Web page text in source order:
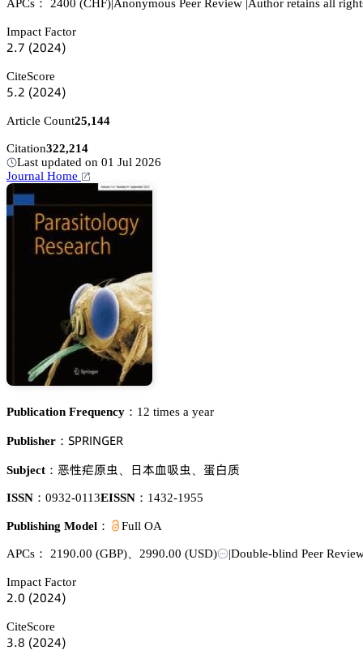
APCs： 2400 (CHF)Anonymous Peer Review Author retains all
Impact Factor
缗.篫 (缗蔡缗鋺)
CiteScore
逦.缗 (缗蔡缗鋺)
Article Count25,144
Citation322,214
Last updated on 01 Jul 2026
Journal Home
Publication Frequency： 12 times a year
Publisher： 偌鵝葤喊沟佥乊葤
Subject： 帊焬諦峑㜟 匶蒏撂乐㜟 訥骏魉
ISSN： 0932-0113EISSN： 1432-1955
Publishing Model： Full OA
APCs： 2190.00 (GBP) 2990.00 (USD) |Double-blind Peer
Impact Factor
缗.蔡 (缗蔡缗鋺)
CiteScore
杚.躭 (缗蔡缗鋺)